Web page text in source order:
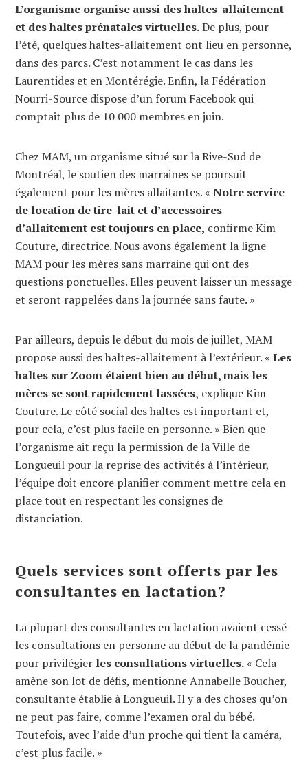
L’organisme organise aussi des haltes-allaitement
et des haltes prénatales virtuelles.De plus, pour
l’été, quelques haltes-allaitement ont lieu en personne,
dans des parcs. C’est notamment le cas dans les
Laurentides et en Montérégie. Enfin, la Fédération
Nourri-Source dispose d’un forum Facebook qui
comptait plus de 10 000 membres en juin.
Chez MAM, un organisme situé sur la Rive-Sud de
Montréal, le soutien des marraines se poursuit
également pour les mères allaitantes. « Notre service
de location de tire-lait et d’accessoires
d’allaitement est toujours en place, confirme Kim
Couture, directrice. Nous avons également la ligne
MAM pour les mères sans marraine qui ont des
questions ponctuelles. Elles peuvent laisser un message
et seront rappelées dans la journée sans faute. »
Par ailleurs, depuis le début du mois de juillet, MAM
propose aussi des haltes-allaitement à l’extérieur. « Les
haltes sur Zoom étaient bien au début, mais les
mères se sont rapidement lassées, explique Kim
Couture. Le côté social des haltes est important et,
pour cela, c’est plus facile en personne. » Bien que
l’organisme ait reçu la permission de la Ville de
Longueuil pour la reprise des activités à l’intérieur,
l’équipe doit encore planifier comment mettre cela en
place tout en respectant les consignes de
distanciation.
Quels services sont offerts par les
consultantes en lactation?
La plupart des consultantes en lactation avaient cessé
les consultations en personne au début de la pandémie
pour privilégier les consultations virtuelles.« Cela
amène son lot de défis, mentionne Annabelle Boucher,
consultante établie à Longueuil. Il y a des choses qu’on
ne peut pas faire, comme l’examen oral du bébé.
Toutefois, avec l’aide d’un proche qui tient la caméra,
c’est plus facile. »